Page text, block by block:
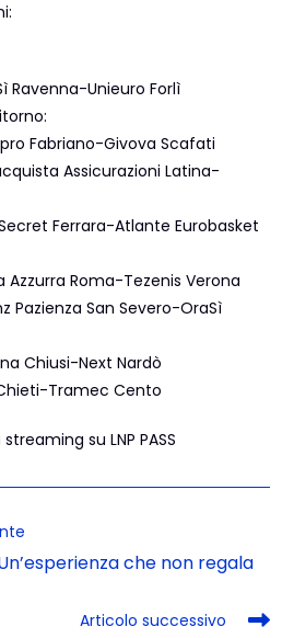
Ravenna-Unieuro Forlì
Fabriano-Givova Scafati
Assicurazioni Latina-
Ferrara-Atlante Eurobasket
Azzurra Roma-Tezenis Verona
Pazienza San Severo-OraSì
Chiusi-Next Nardò
Tramec Cento
su LNP PASS
che non regala
Articolo successivo